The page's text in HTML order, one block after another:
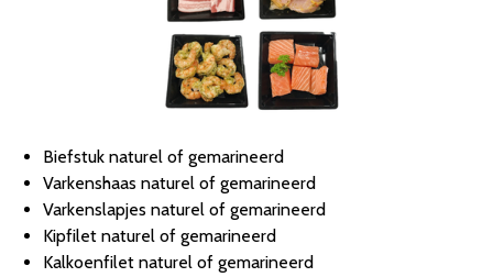
Biefstuk naturel of gemarineerd
Varkenshaas naturel of gemarineerd
Varkenslapjes naturel of gemarineerd
Kipfilet naturel of gemarineerd
Kalkoenfilet naturel of gemarineerd